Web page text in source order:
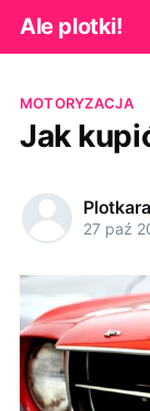
Ale plotki!
MOTORYZACJA
Jak
Plotkara
27 paź